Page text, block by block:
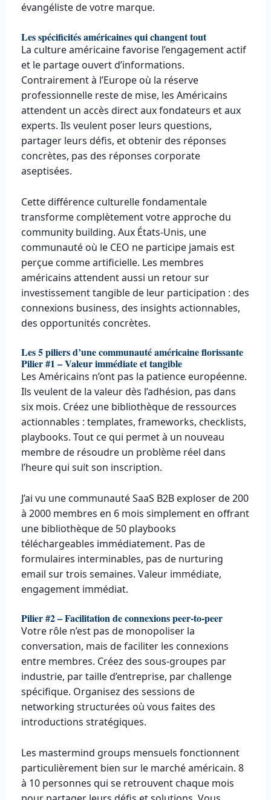
évangéliste de votre marque.
Les spécificités américaines qui changent tout
La culture américaine favorise l’engagement actif
et le partage ouvert d’informations.
Contrairement à l’Europe où la réserve
professionnelle reste de mise, les Américains
attendent un accès direct aux fondateurs et aux
experts. Ils veulent poser leurs questions,
partager leurs défis, et obtenir des réponses
concrètes, pas des réponses corporate
aseptisées.
Cette différence culturelle fondamentale
transforme complètement votre approche du
community building. Aux États-Unis, une
communauté où le CEO ne participe jamais est
perçue comme artificielle. Les membres
américains attendent aussi un retour sur
investissement tangible de leur participation : des
connexions business, des insights actionnables,
des opportunités concrètes.
Les 5 piliers d’une communauté américaine florissante
Pilier #1 – Valeur immédiate et tangible
Les Américains n’ont pas la patience européenne.
Ils veulent de la valeur dès l’adhésion, pas dans
six mois. Créez une bibliothèque de ressources
actionnables : templates, frameworks, checklists,
playbooks. Tout ce qui permet à un nouveau
membre de résoudre un problème réel dans
l’heure qui suit son inscription.
J’ai vu une communauté SaaS B2B exploser de 200
à 2000 membres en 6 mois simplement en offrant
une bibliothèque de 50 playbooks
téléchargeables immédiatement. Pas de
formulaires interminables, pas de nurturing
email sur trois semaines. Valeur immédiate,
engagement immédiat.
Pilier #2 – Facilitation de connexions peer-to-peer
Votre rôle n’est pas de monopoliser la
conversation, mais de faciliter les connexions
entre membres. Créez des sous-groupes par
industrie, par taille d’entreprise, par challenge
spécifique. Organisez des sessions de
networking structurées où vous faites des
introductions stratégiques.
Les mastermind groups mensuels fonctionnent
particulièrement bien sur le marché américain. 8
à 10 personnes qui se retrouvent chaque mois